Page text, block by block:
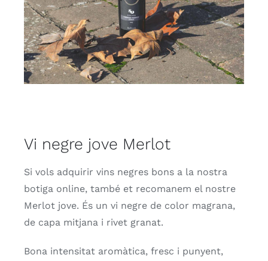
Vi negre jove Merlot
Si vols adquirir vins negres bons a la nostra
botiga online, també et recomanem el nostre
Merlot jove. És un vi negre de color magrana,
de capa mitjana i rivet granat.
Bona intensitat aromàtica, fresc i punyent,